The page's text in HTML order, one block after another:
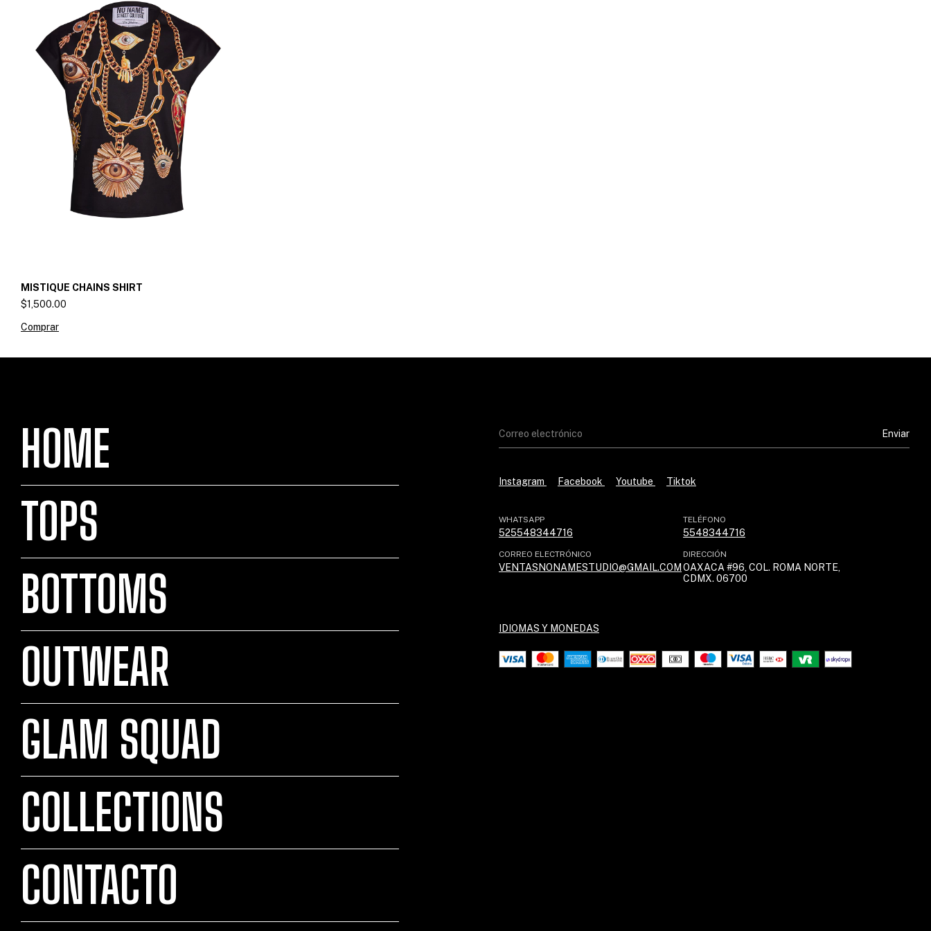
MISTIQUE CHAINS SHIRT
$1,500.00
Comprar
HOME
TOPS
BOTTOMS
OUTWEAR
GLAM SQUAD
COLLECTIONS
CONTACTO
Instagram Facebook Youtube Tiktok
WHATSAPP
525548344716
TELÉFONO
5548344716
CORREO ELECTRÓNICO
VENTASNONAMESTUDIO@GMAIL.COM
DIRECCIÓN
OAXACA #96, COL. ROMA NORTE,
CDMX. 06700
IDIOMAS Y MONEDAS